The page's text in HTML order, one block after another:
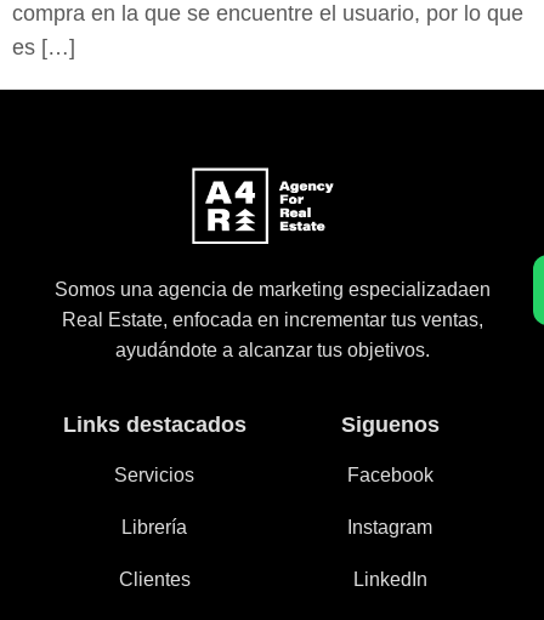
compra en la que se encuentre el usuario, por lo que
es […]
Somos una agencia de marketing especializadaen
Real Estate, enfocada en incrementar tus ventas,
ayudándote a alcanzar tus objetivos.
Links destacados
Servicios
Librería
Clientes
Siguenos
Facebook
Instagram
LinkedIn